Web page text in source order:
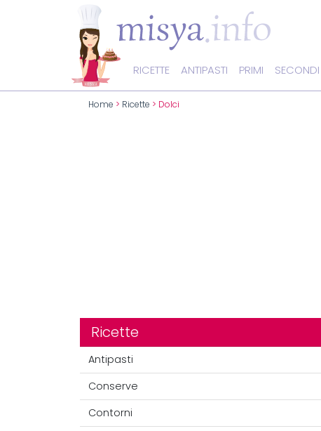
RICETTE ANTIPASTI PRIMI SECONDI
Home > Ricette > Dolci
Ricette
Antipasti
Conserve
Contorni